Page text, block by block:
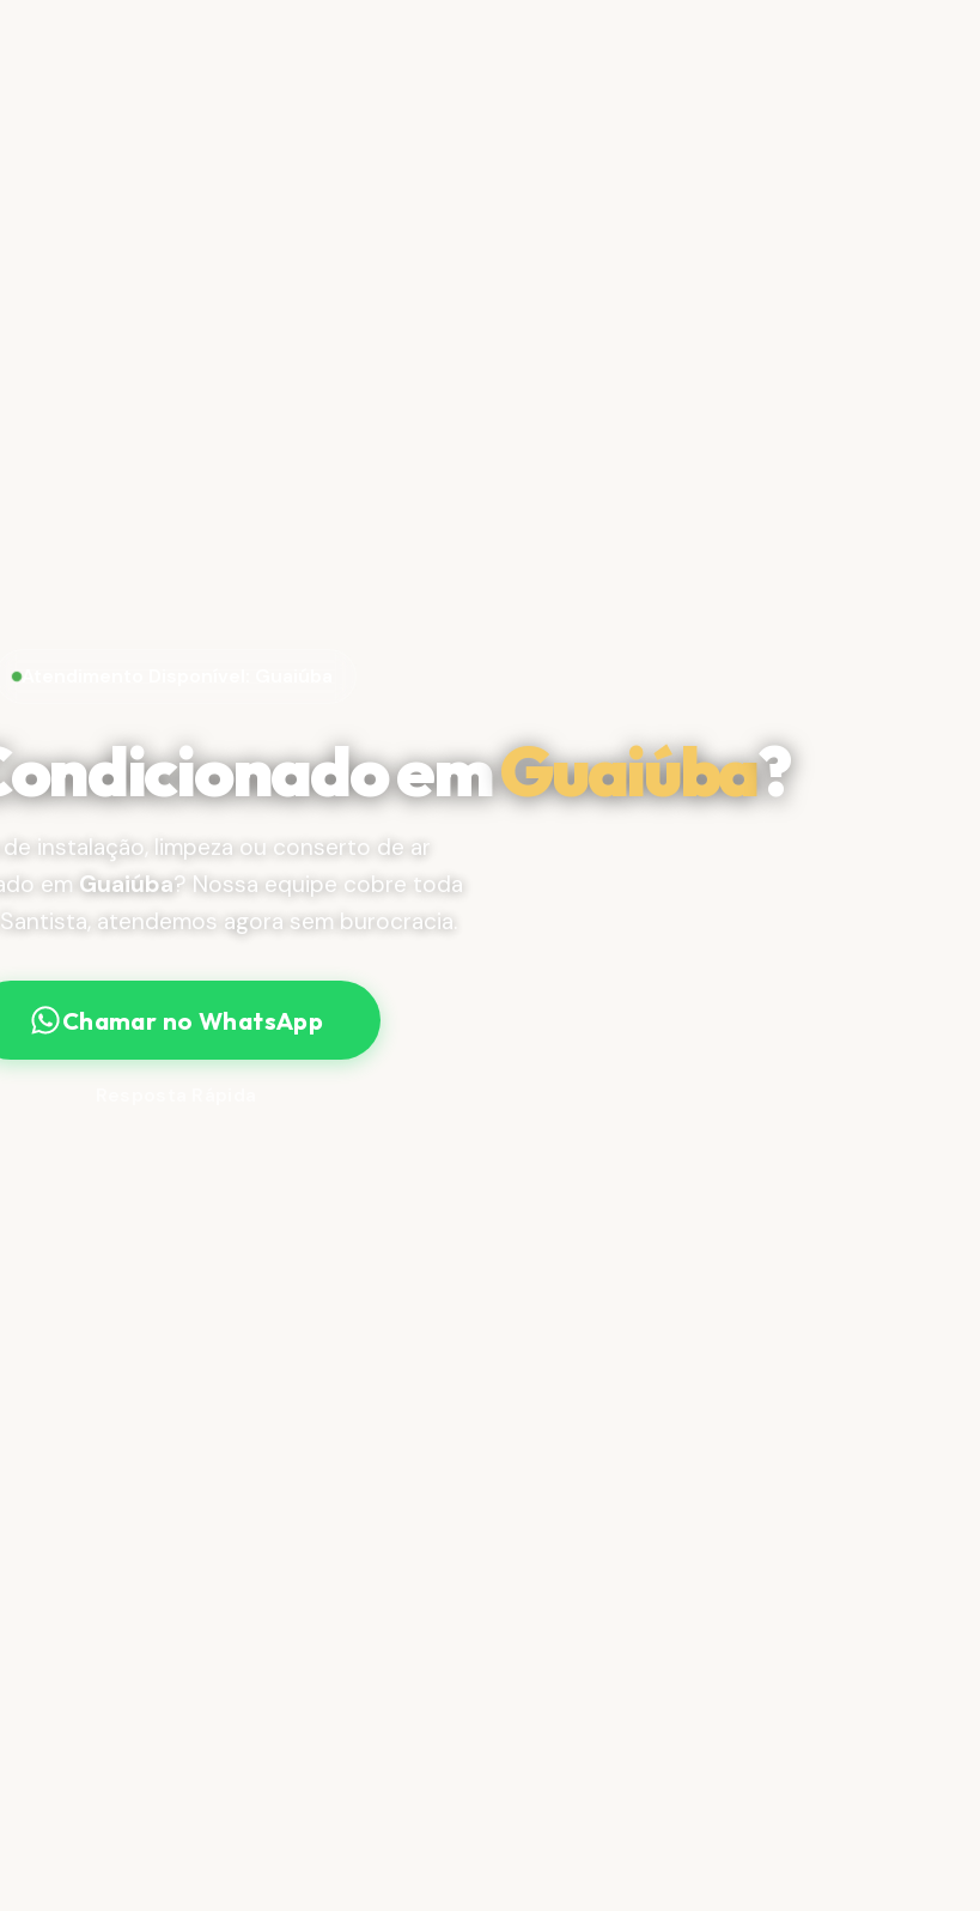
Atendimento Disponível: Guaiúba
emGuaiúba?
de instalação, limpeza ou conserto de ar
em Guaiúba? Nossa equipe cobre toda
atendemos agora sem burocracia.
Chamar no WhatsApp